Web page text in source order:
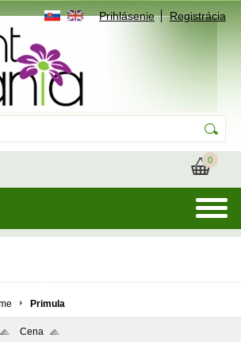
Prihlásenie Registrácia
0
Primula
Cena